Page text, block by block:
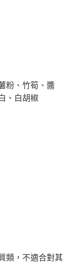
粉、竹筍、醬
、白胡椒
類，不適合對其